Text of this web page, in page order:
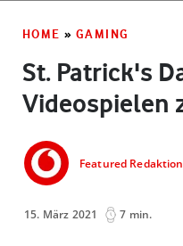
HOME » GAMING
St. Patrick's
Videospielen
Featured Redaktion
15. März 2021 7 min.